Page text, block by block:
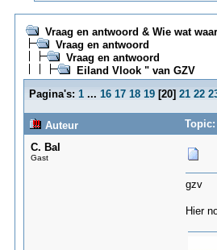
Vraag en antwoord & Wie wat waar
Vraag en antwoord
Vraag en antwoord
Eiland Vlook " van GZV
Pagina's: 1 ... 16 17 18 19 [20] 21 22
Auteur
C. Bal
Gast
gzv
Hier